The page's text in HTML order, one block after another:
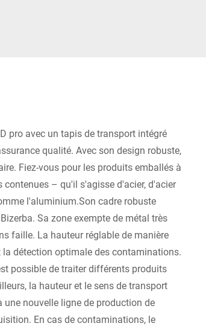
pro avec un tapis de transport intégré
qualité. Avec son design robuste,
Fiez-vous pour les produits emballés à
– qu'il s'agisse d'acier, d'acier
l'aluminium.Son cadre robuste
Sa zone exempte de métal très
faille. La hauteur réglable de manière
détection optimale des contaminations.
possible de traiter différents produits
la hauteur et le sens de transport
une nouvelle ligne de production de
En cas de contaminations, le